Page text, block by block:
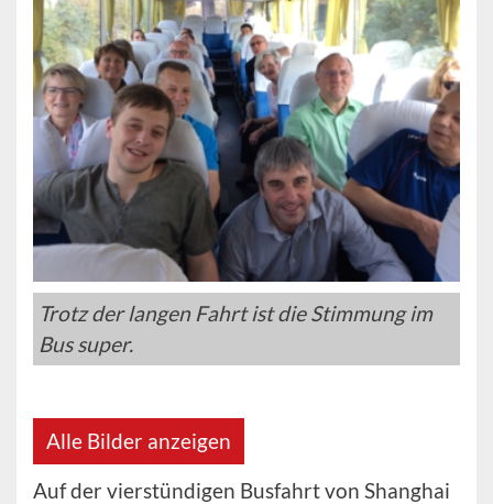
Trotz der langen Fahrt ist die Stimmung im
Bus super.
Alle Bilder anzeigen
Auf der vierstündigen Busfahrt von Shanghai